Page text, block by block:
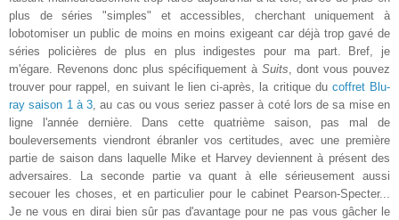
plus de séries "simples" et accessibles, cherchant uniquement à
lobotomiser un public de moins en moins exigeant car déjà trop gavé de
séries policières de plus en plus indigestes pour ma part. Bref, je
m'égare. Revenons donc plus spécifiquement à Suits, dont vous pouvez
trouver pour rappel, en suivant le lien ci-après, la critique du coffret Blu-
ray saison 1 à 3, au cas ou vous seriez passer à coté lors de sa mise en
ligne l'année dernière. Dans cette quatrième saison, pas mal de
bouleversements viendront ébranler vos certitudes, avec une première
partie de saison dans laquelle Mike et Harvey deviennent à présent des
adversaires. La seconde partie va quant à elle sérieusement aussi
secouer les choses, et en particulier pour le cabinet Pearson-Specter...
Je ne vous en dirai bien sûr pas d'avantage pour ne pas vous gâcher le